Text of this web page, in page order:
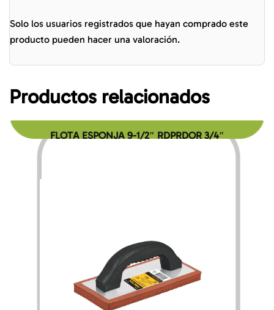
Solo los usuarios registrados que hayan comprado este
producto pueden hacer una valoración.
Productos relacionados
FLOTA ESPONJA 9-1/2″ RDPRDOR 3/4″